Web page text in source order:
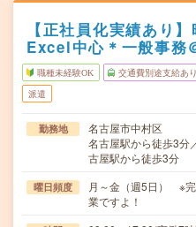
【正社員化実績あり
Excel中心＊一般事務
職種未経験OK 交通費別途支給あり
派遣
勤務地
名古屋市中村区
名古屋駅から徒歩3分
古屋駅から徒歩3分
曜日頻度
月～金（週5日） ※
業ですよ！